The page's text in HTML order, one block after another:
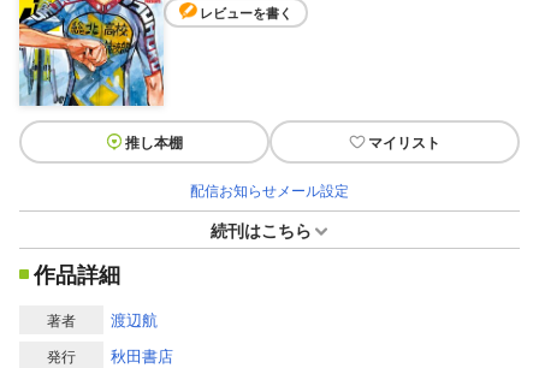
レビューを書く
推し本棚 マイリスト
配信お知らせメール設定
続刊はこちら
作品詳細
著者 渡辺航
発行 秋田書店